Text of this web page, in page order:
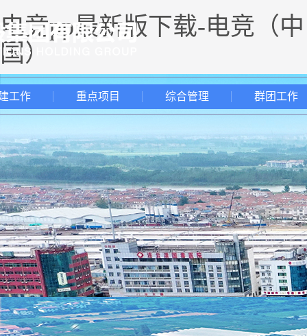
电竞pp最新版下载-电竞（中
国）
工作 重点项目 综合管理 群团工作